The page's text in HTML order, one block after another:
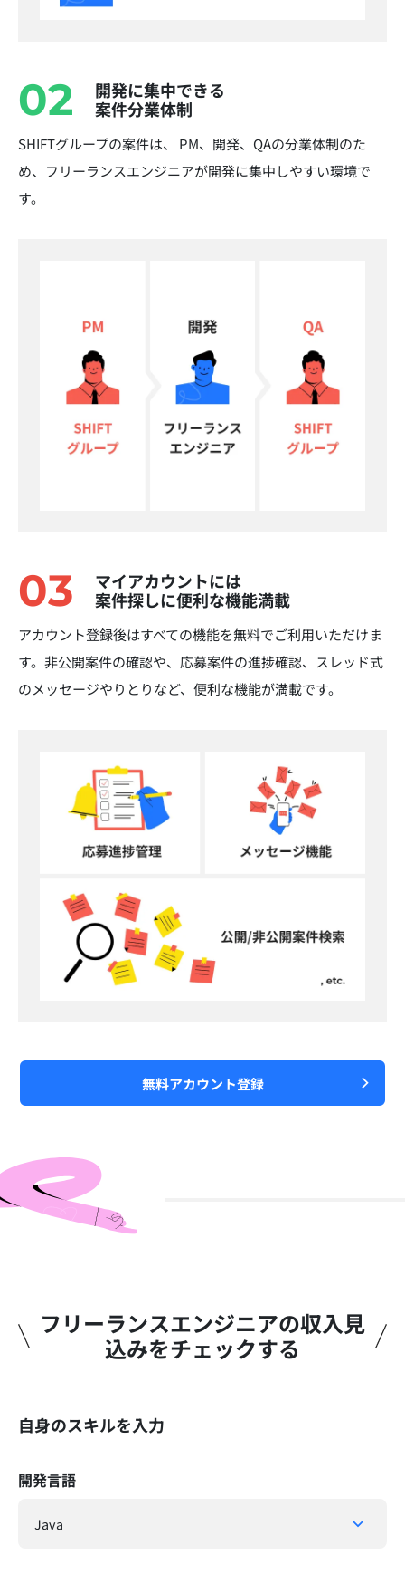
02
開発に集中できる
案件分業体制
SHIFTグループの案件は、 PM、開発、QAの分業体制のた
め、フリーランスエンジニアが開発に集中しやすい環境で
す。
03
マイアカウントには
案件探しに便利な機能満載
アカウント登録後はすべての機能を無料でご利用いただけま
す。非公開案件の確認や、応募案件の進捗確認、スレッド式
のメッセージやりとりなど、便利な機能が満載です。
無料アカウント登録
フリーランスエンジニアの収入見
込みをチェックする​
自身のスキルを入力
開発言語